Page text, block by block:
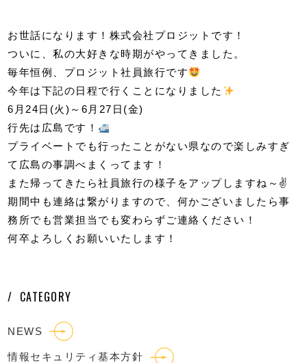
お世話になります！株式会社プロジットです！
ついに、私の大好きな時期がやってきました。
毎年恒例、プロジット社員旅行です
今年は下記の日程で行くことになりました
6月24日(火)～6月27日(金)
行先は広島です！
プライベートでも行ったことがない県なので楽しみすぎ
て広島の事調べまくってます！
また帰ってきたら社員旅行の様子をアップしますね～✌️
期間中も連絡は繋がりますので、何かございましたら事
務所でも営業担当でも変わらずご連絡ください！
何卒よろしくお願いいたします！
CATEGORY
NEWS
情報セキュリティ基本方針